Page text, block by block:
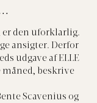
er den uforklarlig.
ansigter. Derfor
udgave af ELLE
måned, beskrive
Scavenius og